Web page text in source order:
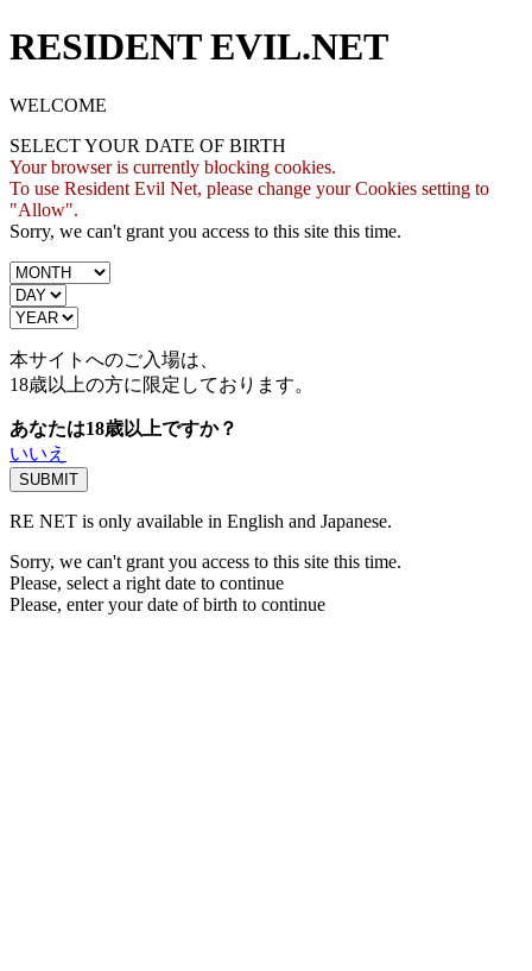
RESIDENT EVIL.NET
WELCOME
SELECT YOUR DATE OF BIRTH
Your browser is currently blocking cookies.
To use Resident Evil Net, please change your Cookies setting to
"Allow".
Sorry, we can't grant you access to this site this time.
本サイトへのご入場は、
18歳以上の方に限定しております。
あなたは18歳以上ですか？
いいえ
RE NET is only available in English and Japanese.
Sorry, we can't grant you access to this site this time.
Please, select a right date to continue
Please, enter your date of birth to continue